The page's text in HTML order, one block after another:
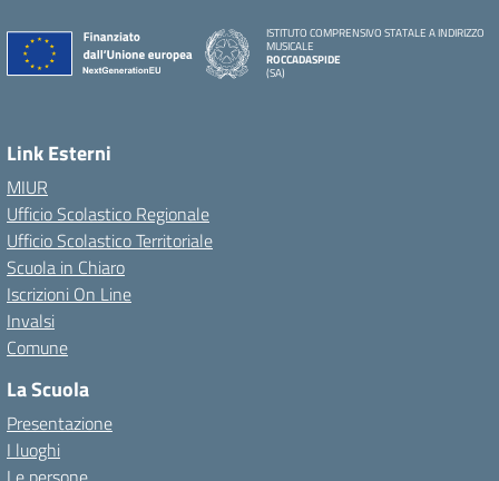
ISTITUTO COMPRENSIVO STATALE A INDIRIZZO
MUSICALE
ROCCADASPIDE
(SA)
Link Esterni
MIUR
Ufficio Scolastico Regionale
Ufficio Scolastico Territoriale
Scuola in Chiaro
Iscrizioni On Line
Invalsi
Comune
La Scuola
Presentazione
I luoghi